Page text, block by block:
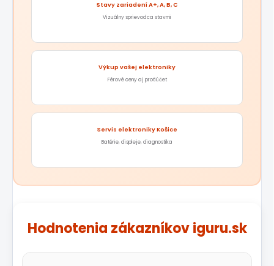
Stavy zariadení A+, A, B, C
Vizuálny sprievodca stavmi
Výkup vašej elektroniky
Férové ceny aj protiúčet
Servis elektroniky Košice
Batérie, displeje, diagnostika
Hodnotenia zákazníkov iguru.sk